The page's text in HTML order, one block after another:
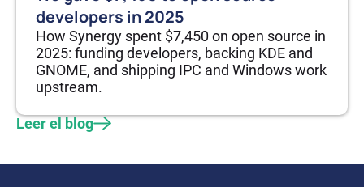
developers in 2025
How Synergy spent $7,450 on open source in
2025: funding developers, backing KDE and
GNOME, and shipping IPC and Windows work
upstream.
Leer el blog